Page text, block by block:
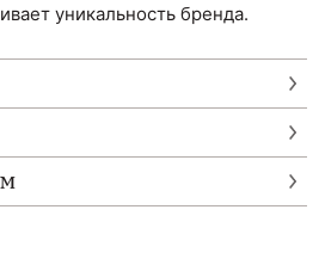
уникальность бренда.